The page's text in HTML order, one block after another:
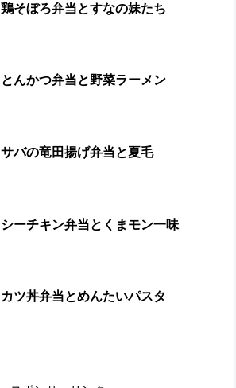
鶏そぼろ弁当とすなの妹たち
とんかつ弁当と野菜ラーメン
サバの竜田揚げ弁当と夏毛
シーチキン弁当とくまモン一味
カツ丼弁当とめんたいパスタ